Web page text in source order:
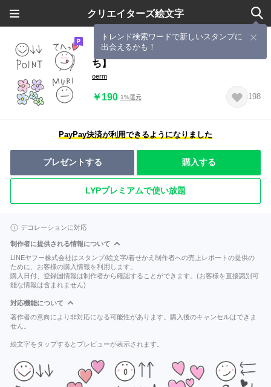
クリエイターズ絵文字
トレンド検索ワードで新しいスタンプに
出会えるかも！
【毎日使える♡癒しカラーの絵文字た
ち】
oerm
￥190 1%還元 198
PayPay決済が利用できるようになりました
プレゼントする 購入する
LYPプレミアムで使い放題
デコレーションに対応
制作者に提供される情報について
LINEヤフー株式会社はスタンプ/絵文字/着せかえ制作者への売上レポートの提供の
ために、お客様の購入情報を利用します。
購入日付、登録国情報は制作者から確認することができます。(お客様を直接識別可
能な情報は含まれません)
対応機能について
著作者の意向により非対応になる可能性があります。購入後のキャンセルはできま
せん。
絵文字をタップするとプレビューが表示されます。